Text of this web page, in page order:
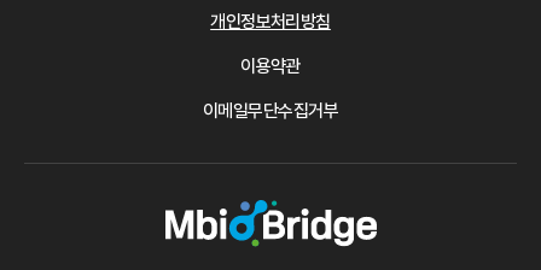
개인정보처리방침
이용약관
이메일무단수집거부